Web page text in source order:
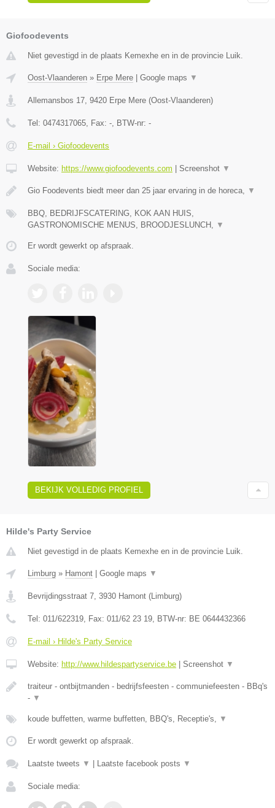
Giofoodevents
Niet gevestigd in de plaats Kemexhe en in de provincie Luik.
Oost-Vlaanderen » Erpe Mere Google maps ▼
Allemansbos 17 9420 Erpe Mere (Oost-Vlaanderen)
Tel: 0474317065 , Fax: - , BTW-nr: -
E-mail › Giofoodevents
Website: https://www.giofoodevents.com Screenshot ▼
Gio Foodevents biedt meer dan 25 jaar ervaring in de horeca, ▼
BBQ, BEDRIJFSCATERING, KOK AAN HUIS,
GASTRONOMISCHE MENUS, BROODJESLUNCH,
▼
Er wordt gewerkt op afspraak.
Sociale media:
BEKIJK VOLLEDIG PROFIEL
Hilde's Party Service
Niet gevestigd in de plaats Kemexhe en in de provincie Luik.
Limburg » Hamont Google maps ▼
Bevrijdingsstraat 7, 3930 Hamont (Limburg)
Tel: 011/622319, Fax: 011/62 23 19, BTW-nr: BE 0644432366
E-mail › Hilde's Party Service
Website: http://www.hildespartyservice.be Screenshot ▼
traiteur - ontbijtmanden - bedrijfsfeesten - communiefeesten - BBq's
- ▼
koude buffetten, warme buffetten, BBQ's, Receptie's, ▼
Er wordt gewerkt op afspraak.
Laatste tweets ▼ Laatste facebook posts ▼
Sociale media: